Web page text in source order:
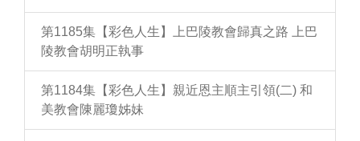
第1185集【彩色人生】上巴陵教會歸真之路 上巴
陵教會胡明正執事
第1184集【彩色人生】親近恩主順主引領(二) 和
美教會陳麗瓊姊妹